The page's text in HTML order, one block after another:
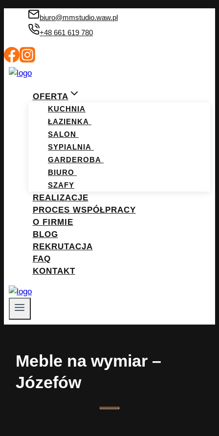
Przejdź
biuro@mmstudio.waw.pl
+48 661 619 780
OFERTA
KUCHNIA
ŁAZIENKA
SALON
SYPIALNIA
GARDEROBA
BIURO
SZAFY
REALIZACJE
PROCES WSPÓŁPRACY
O FIRMIE
BLOG
REKRUTACJA
FAQ
KONTAKT
Meble na wymiar –
Józefów